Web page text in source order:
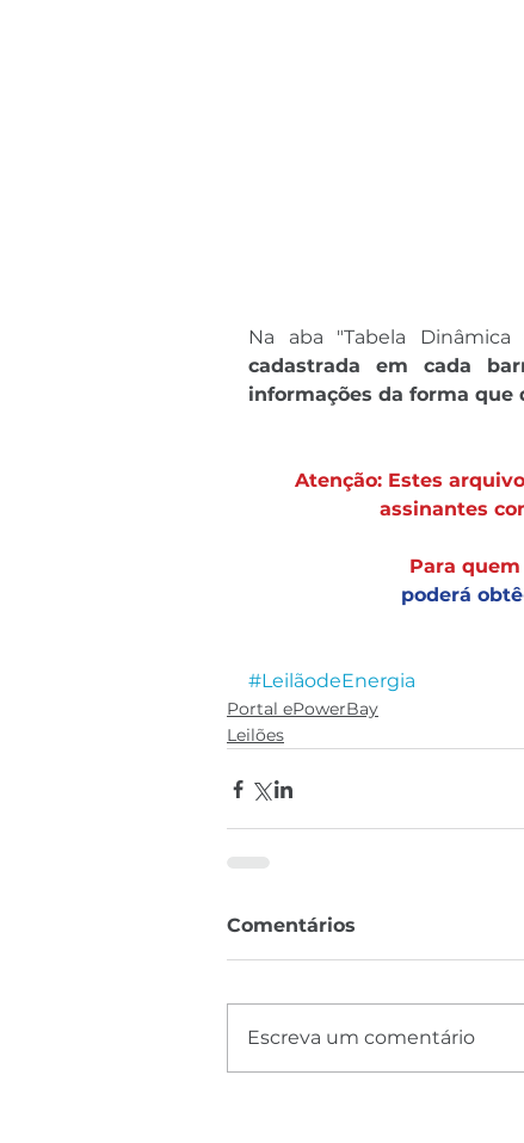
Na aba "Tabela
cadastrada em cada
informações da forma que
Atenção: Estes
assinantes
Para
poderá
#LeilãodeEnergia
Portal ePowerBay
Leilões
Comentários
Escreva um comentário